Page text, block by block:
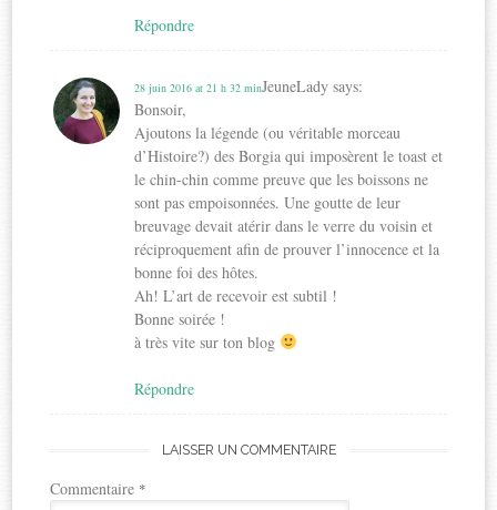
Répondre
JeuneLady says:
28 juin 2016 at 21 h 32 min
Bonsoir,
Ajoutons la légende (ou véritable morceau
d’Histoire?) des Borgia qui imposèrent le toast et
le chin-chin comme preuve que les boissons ne
sont pas empoisonnées. Une goutte de leur
breuvage devait atérir dans le verre du voisin et
réciproquement afin de prouver l’innocence et la
bonne foi des hôtes.
Ah! L’art de recevoir est subtil !
Bonne soirée !
à très vite sur ton blog
Répondre
LAISSER UN COMMENTAIRE
Commentaire *